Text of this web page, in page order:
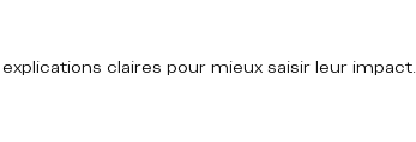
claires pour mieux saisir leur impact.